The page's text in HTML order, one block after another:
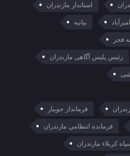
استاندار مازندران
بیانیه
فجر
رئیس پلیس آگاهی مازندران
فرماندار جویبار
فرمانده انتظامي مازندران
کربلاء مازندران